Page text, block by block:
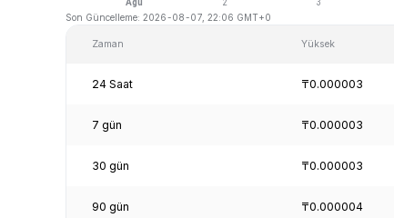
Son Güncelleme: 2026-08-07, 22:06 GMT+0
Zaman Yüksek
24 Saat ₸0.000003
7 gün ₸0.000003
30 gün ₸0.000003
90 gün ₸0.000004